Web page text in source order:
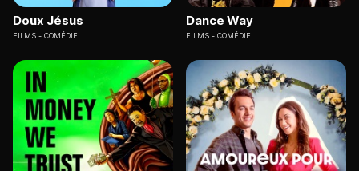
Doux Jésus
FILMS COMÉDIE
Dance Way
FILMS COMÉDIE